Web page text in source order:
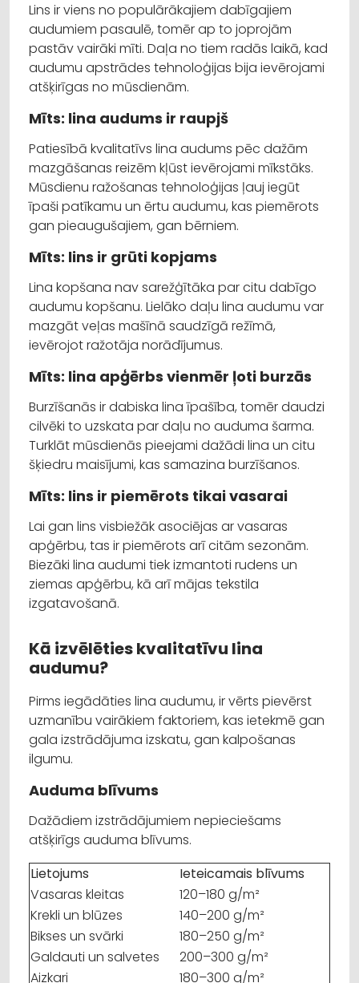
Lins ir viens no populārākajiem dabīgajiem
audumiem pasaulē, tomēr ap to joprojām
pastāv vairāki mīti. Daļa no tiem radās laikā, kad
audumu apstrādes tehnoloģijas bija ievērojami
atšķirīgas no mūsdienām.
Mīts: lina audums ir raupjš
Patiesībā kvalitatīvs lina audums pēc dažām
mazgāšanas reizēm kļūst ievērojami mīkstāks.
Mūsdienu ražošanas tehnoloģijas ļauj iegūt
īpaši patīkamu un ērtu audumu, kas piemērots
gan pieaugušajiem, gan bērniem.
Mīts: lins ir grūti kopjams
Lina kopšana nav sarežģītāka par citu dabīgo
audumu kopšanu. Lielāko daļu lina audumu var
mazgāt veļas mašīnā saudzīgā režīmā,
ievērojot ražotāja norādījumus.
Mīts: lina apģērbs vienmēr ļoti burzās
Burzīšanās ir dabiska lina īpašība, tomēr daudzi
cilvēki to uzskata par daļu no auduma šarma.
Turklāt mūsdienās pieejami dažādi lina un citu
šķiedru maisījumi, kas samazina burzīšanos.
Mīts: lins ir piemērots tikai vasarai
Lai gan lins visbiežāk asociējas ar vasaras
apģērbu, tas ir piemērots arī citām sezonām.
Biezāki lina audumi tiek izmantoti rudens un
ziemas apģērbu, kā arī mājas tekstila
izgatavošanā.
Kā izvēlēties kvalitatīvu lina
audumu?
Pirms iegādāties lina audumu, ir vērts pievērst
uzmanību vairākiem faktoriem, kas ietekmē gan
gala izstrādājuma izskatu, gan kalpošanas
ilgumu.
Auduma blīvums
Dažādiem izstrādājumiem nepieciešams
atšķirīgs auduma blīvums.
Lietojums
Ieteicamais blīvums
Vasaras kleitas
120–180 g/m²
Krekli un blūzes
140–200 g/m²
Bikses un svārki
180–250 g/m²
Galdauti un salvetes
200–300 g/m²
Aizkari
180–300 g/m²